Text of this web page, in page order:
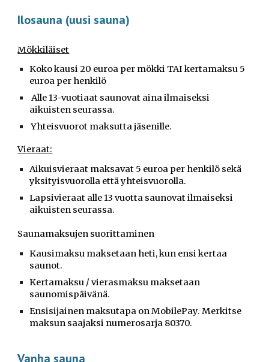
Ilosauna (uusi sauna)
Mökkiläiset
Koko kausi 20 euroa per mökki TAI kertamaksu 5
euroa per henkilö
Alle 13-vuotiaat saunovat aina ilmaiseksi
aikuisten seurassa.
Yhteisvuorot maksutta jäsenille.
Vieraat:
Aikuisvieraat maksavat 5 euroa per henkilö sekä
yksityisvuorolla että yhteisvuorolla.
Lapsivieraat alle 13 vuotta saunovat ilmaiseksi
aikuisten seurassa.
Saunamaksujen suorittaminen
Kausimaksu maksetaan heti, kun ensi kertaa
saunot.
Kertamaksu / vierasmaksu maksetaan
saunomispäivänä.
Ensisijainen maksutapa on MobilePay.Merkitse
maksun saajaksi numerosarja 80370.
Vanha sauna